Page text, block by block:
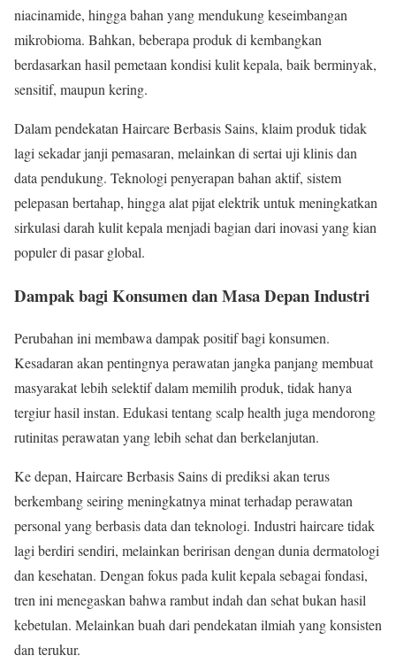
niacinamide, hingga bahan yang mendukung keseimbangan
mikrobioma. Bahkan, beberapa produk di kembangkan
berdasarkan hasil pemetaan kondisi kulit kepala, baik berminyak,
sensitif, maupun kering.
Dalam pendekatan Haircare Berbasis Sains, klaim produk tidak
lagi sekadar janji pemasaran, melainkan di sertai uji klinis dan
data pendukung. Teknologi penyerapan bahan aktif, sistem
pelepasan bertahap, hingga alat pijat elektrik untuk meningkatkan
sirkulasi darah kulit kepala menjadi bagian dari inovasi yang kian
populer di pasar global.
Dampak bagi Konsumen dan Masa Depan Industri
Perubahan ini membawa dampak positif bagi konsumen.
Kesadaran akan pentingnya perawatan jangka panjang membuat
masyarakat lebih selektif dalam memilih produk, tidak hanya
tergiur hasil instan. Edukasi tentang scalp health juga mendorong
rutinitas perawatan yang lebih sehat dan berkelanjutan.
Ke depan, Haircare Berbasis Sains di prediksi akan terus
berkembang seiring meningkatnya minat terhadap perawatan
personal yang berbasis data dan teknologi. Industri haircare tidak
lagi berdiri sendiri, melainkan beririsan dengan dunia dermatologi
dan kesehatan. Dengan fokus pada kulit kepala sebagai fondasi,
tren ini menegaskan bahwa rambut indah dan sehat bukan hasil
kebetulan. Melainkan buah dari pendekatan ilmiah yang konsisten
dan terukur.